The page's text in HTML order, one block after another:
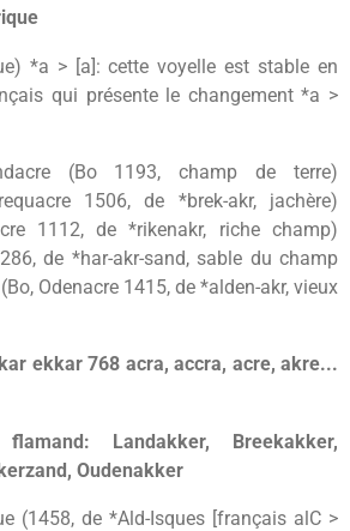
*a > [a]: cette voyelle est stable en
qui présente le changement *a >
(Bo 1193, champ de terre)
1506, de *brek-akr, jachère)
1112, de *rikenakr, riche champ)
de *har-akr-sand, sable du champ
Odenacre 1415, de *alden-akr, vieux
ekkar 768 acra, accra, acre, akre...
Landakker, Breekakker,
Oudenakker
(1458, de *Ald-Isques [français alC >